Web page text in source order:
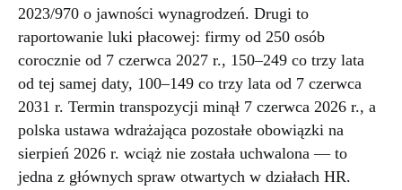
2023/970 o jawności wynagrodzeń. Drugi to
raportowanie luki płacowej: firmy od 250 osób
corocznie od 7 czerwca 2027 r., 150–249 co trzy lata
od tej samej daty, 100–149 co trzy lata od 7 czerwca
2031 r. Termin transpozycji minął 7 czerwca 2026 r., a
polska ustawa wdrażająca pozostałe obowiązki na
sierpień 2026 r. wciąż nie została uchwalona — to
jedna z głównych spraw otwartych w działach HR.